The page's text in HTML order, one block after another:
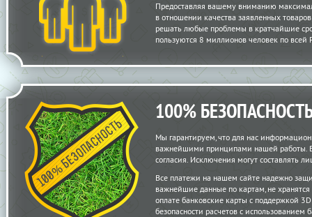
Предоставляя вашему вниманию
в отношении качества заявленных
решать любые проблемы в кратчайшие
пользуются 8 миллионов человек по
100%
Мы гарантируем, что для нас
важнейшими принципами нашей работы.
согласия. Исключения могут составлять
Все платежи на нашем сайте надежно
важнейшие данные по картам, не
оплате банковские карты с поддержкой
безопасности расчетов с использованием